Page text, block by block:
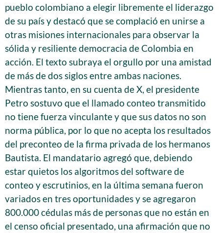
pueblo colombiano a elegir libremente el liderazgo
de su país y destacó que se complació en unirse a
otras misiones internacionales para observar la
sólida y resiliente democracia de Colombia en
acción. El texto subraya el orgullo por una amistad
de más de dos siglos entre ambas naciones.
Mientras tanto, en su cuenta de X, el presidente
Petro sostuvo que el llamado conteo transmitido
no tiene fuerza vinculante y que sus datos no son
norma pública, por lo que no acepta los resultados
del preconteo de la firma privada de los hermanos
Bautista. El mandatario agregó que, debiendo
estar quietos los algoritmos del software de
conteo y escrutinios, en la última semana fueron
variados en tres oportunidades y se agregaron
800.000 cédulas más de personas que no están en
el censo oficial presentado, una afirmación que no